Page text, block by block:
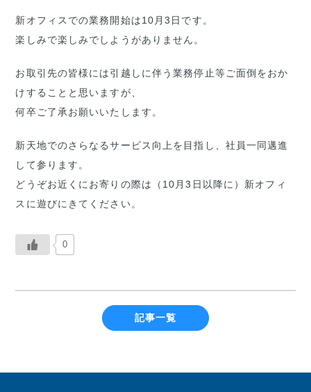
新オフィスでの業務開始は10月3日です。
楽しみで楽しみでしようがありません。
お取引先の皆様には引越しに伴う業務停止等ご面倒をおか
けすることと思いますが、
何卒ご了承お願いいたします。
新天地でのさらなるサービス向上を目指し、社員一同邁進
して参ります。
どうぞお近くにお寄りの際は（10月3日以降に）新オフィ
スに遊びにきてください。
0
記事一覧